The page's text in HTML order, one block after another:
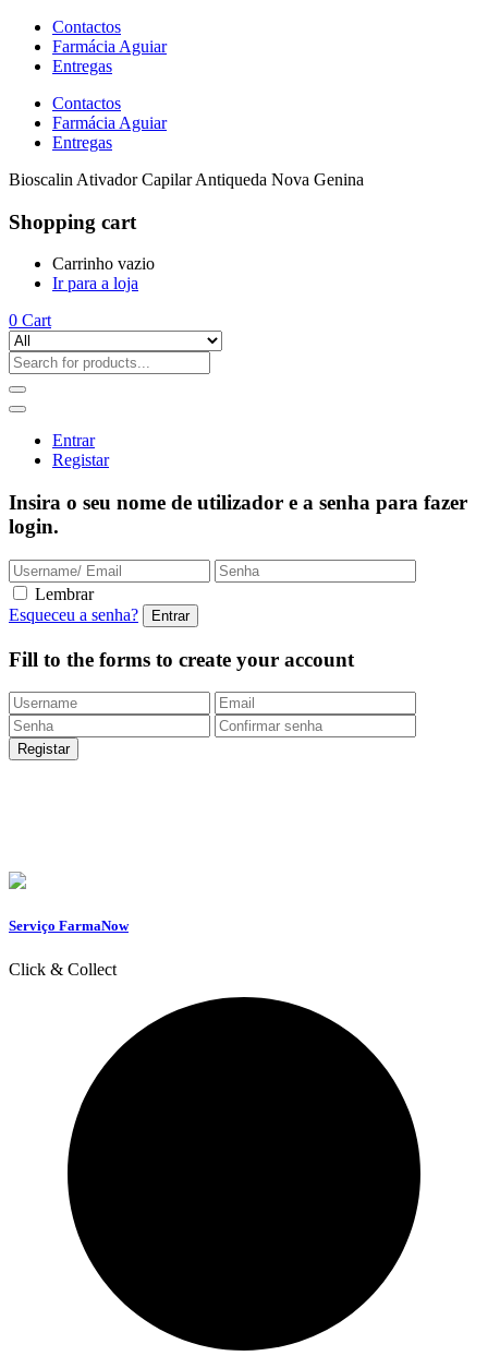
Contactos
Farmácia Aguiar
Entregas
Contactos
Farmácia Aguiar
Entregas
Bioscalin Ativador Capilar Antiqueda Nova Genina
Shopping cart
Carrinho vazio
Ir para a loja
0 Cart
Entrar
Registar
Insira o seu nome de utilizador e a senha para fazer
login.
Lembrar
Esqueceu a senha?
Fill to the forms to create your account
Serviço FarmaNow
Click & Collect